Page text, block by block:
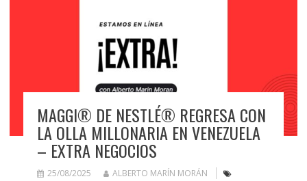
MAGGI® DE NESTLÉ® REGRESA CON
LA OLLA MILLONARIA EN VENEZUELA
– EXTRA NEGOCIOS
25/08/2025
ALBERTO MARÍN MORÁN